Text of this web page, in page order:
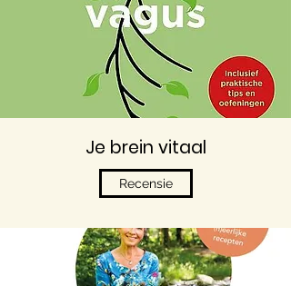
Je brein vitaal
Recensie